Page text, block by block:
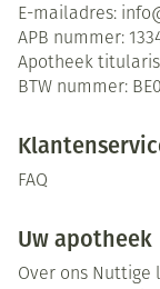
E-mailadres:
APB nummer:
Apotheek
BTW nummer:
FAQ
Uw apotheek
Over ons Nuttige